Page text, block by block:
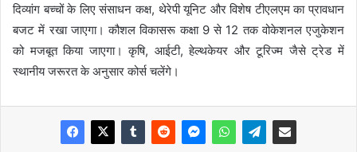
दिव्यांग बच्चों के लिए संसाधन कक्ष, थेरेपी यूनिट और विशेष टीएलएम का प्रावधान
बजट में रखा जाएगा। कौशल विकासरू कक्षा 9 से 12 तक वोकेशनल एजुकेशन
को मजबूत किया जाएगा। कृषि, आईटी, हेल्थकेयर और टूरिज्म जैसे ट्रेड में
स्थानीय जरूरत के अनुसार कोर्स चलेंगे।